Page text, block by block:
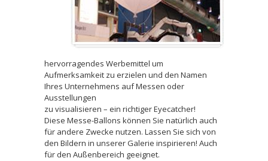
hervorragendes Werbemittel um
Aufmerksamkeit zu erzielen und den Namen
Ihres Unternehmens auf Messen oder
Ausstellungen
zu visualisieren – ein richtiger Eyecatcher!
Diese Messe-Ballons können Sie natürlich auch
für andere Zwecke nutzen. Lassen Sie sich von
den Bildern in unserer Galerie inspirieren! Auch
für den Außenbereich geeignet.